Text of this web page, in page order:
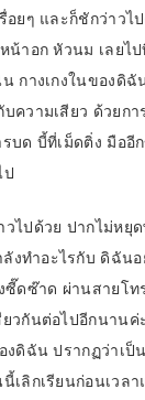
อยๆ และก็ชักว่าวไ
น้าอก หัวนม เลยไ
กางเกงในของดิ
ความเสียว ด้วยก
บด บี้ที่เม็ดติ่ง มืออี
ป
ไปด้วย ปากไม่หยุ
งทำอะไรกับ ดิฉัน
ซี๊ดซ๊าด ผ่านสายโท
วกันต่อไปอีกนานค่
งดิฉัน ปรากฏว่าเ
เลิกเรียนก่อนเวล